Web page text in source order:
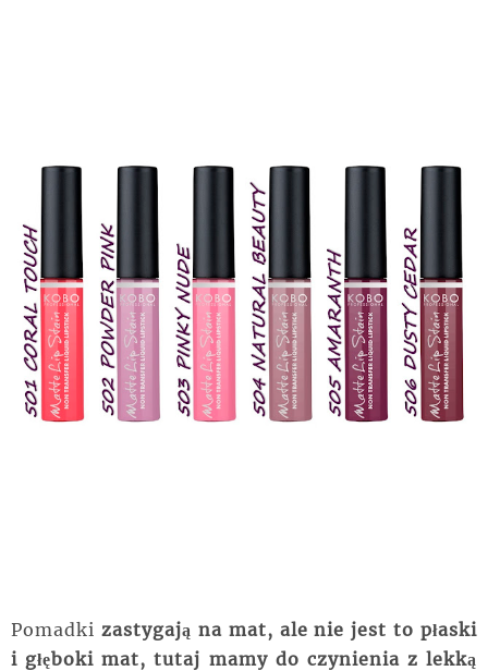
Pomadki zastygają na mat, ale nie jest to płaski
i głęboki mat, tutaj mamy do czynienia z lekką